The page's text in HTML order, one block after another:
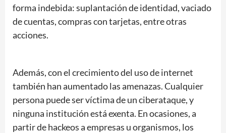
forma indebida: suplantación de identidad, vaciado
de cuentas, compras con tarjetas, entre otras
acciones.
Además, con el crecimiento del uso de internet
también han aumentado las amenazas. Cualquier
persona puede ser víctima de un ciberataque, y
ninguna institución está exenta. En ocasiones, a
partir de hackeos a empresas u organismos, los